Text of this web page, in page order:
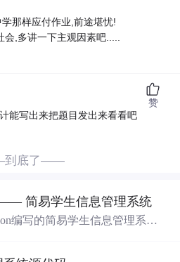
那样应付作业,前途堪忧!
会,多讲一下主观因素吧.....
能写出来把题目发出来看看吧
赞
底了——
简易学生信息管理系统
编写的简易学生信息管理系